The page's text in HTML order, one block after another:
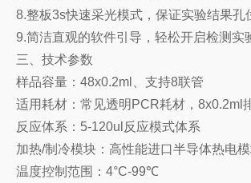
8.整板3s快速采光模式，保证实验结果孔
9.简洁直观的软件引导，轻松开启检测实
三、技术参数
样品容量：48x0.2ml、支持8联管
适用耗材：常见透明PCR耗材，8x0.2ml
反应体系：5-120ul反应模式体系
加热/制冷模块：高性能进口半导体热电
温度控制范围：4°C-99℃